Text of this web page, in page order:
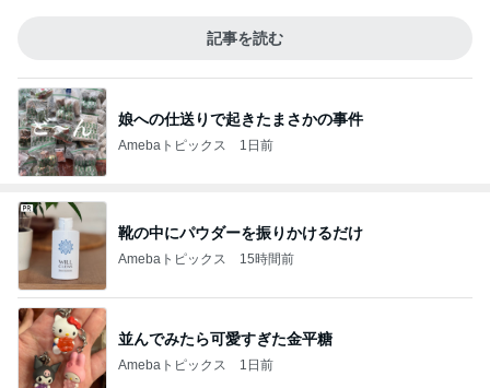
記事を読む
娘への仕送りで起きたまさかの事件
Amebaトピックス 1日前
靴の中にパウダーを振りかけるだけ
Amebaトピックス 15時間前
並んでみたら可愛すぎた金平糖
Amebaトピックス 1日前